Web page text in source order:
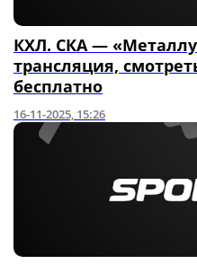
КХЛ. СКА —
трансляция,
бесплатно
16-11-2025, 15:26